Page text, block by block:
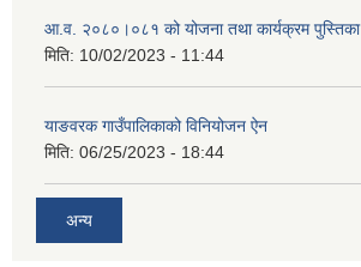
आ.व. २०८०।०८१ को योजना तथा कार्यक्रम पुस्तिका
मिति: 10/02/2023 - 11:44
याङवरक गाउँपालिकाको विनियोजन ऐन
मिति: 06/25/2023 - 18:44
अन्य